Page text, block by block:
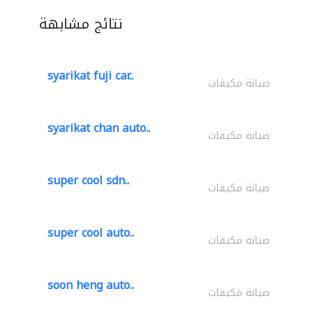
نتائج مشابهة
syarikat fuji car.. صيانة مكيفات
syarikat chan auto.. صيانة مكيفات
super cool sdn.. صيانة مكيفات
super cool auto.. صيانة مكيفات
soon heng auto.. صيانة مكيفات